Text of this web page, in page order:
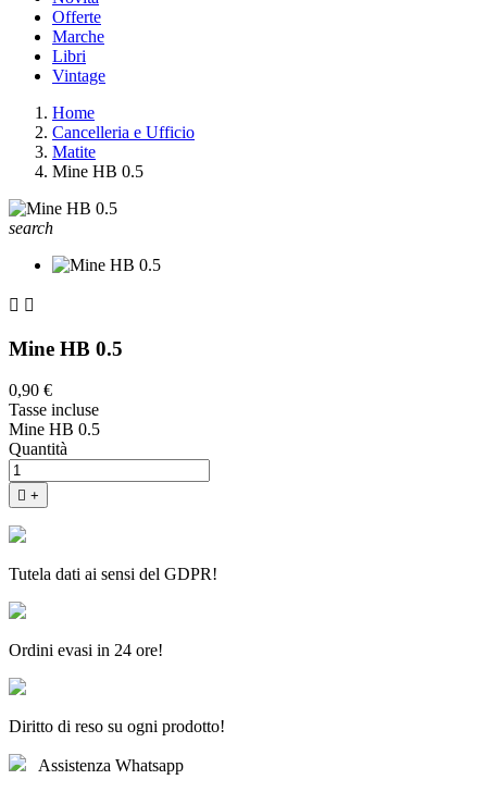
Offerte
Marche
Libri
Vintage
Home
Cancelleria e Ufficio
Matite
Mine HB 0.5
search
 
Mine HB 0.5
0,90 €
Tasse incluse
Mine HB 0.5
Quantità
 +
Tutela dati ai sensi del GDPR!
Ordini evasi in 24 ore!
Diritto di reso su ogni prodotto!
Assistenza Whatsapp